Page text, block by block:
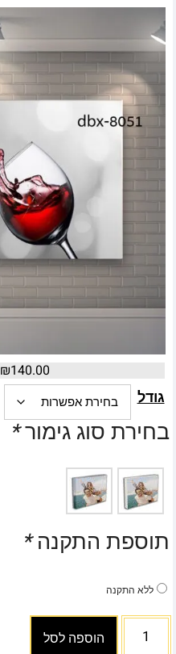
₪140.00
גודל
בחירת סוג גימור*
תוספת התקנה*
ללא התקנה
הוספה לסל